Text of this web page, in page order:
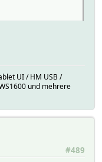
UI / HM USB /
und mehrere
#489